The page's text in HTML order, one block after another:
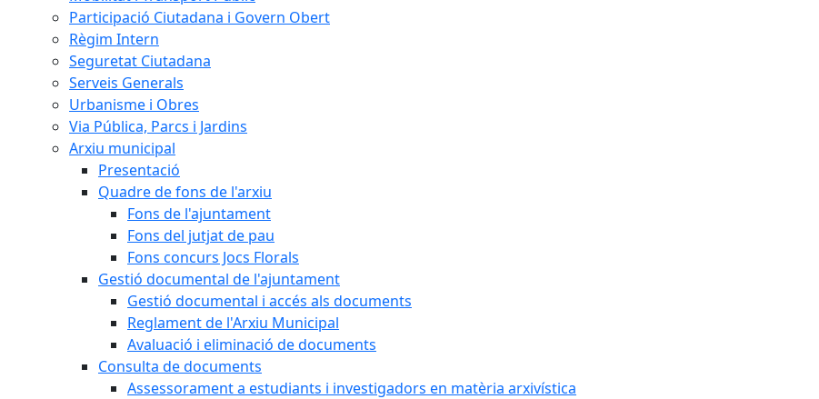
Participació Ciutadana i Govern Obert
Règim Intern
Seguretat Ciutadana
Serveis Generals
Urbanisme i Obres
Via Pública, Parcs i Jardins
Arxiu municipal
Presentació
Quadre de fons de l'arxiu
Fons de l'ajuntament
Fons del jutjat de pau
Fons concurs Jocs Florals
Gestió documental de l'ajuntament
Gestió documental i accés als documents
Reglament de l'Arxiu Municipal
Avaluació i eliminació de documents
Consulta de documents
Assessorament a estudiants i investigadors en matèria arxivística